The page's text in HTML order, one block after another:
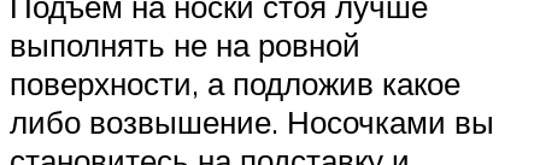
выполнять не на ровной
поверхности, а подложив какое
либо возвышение. Носочками вы